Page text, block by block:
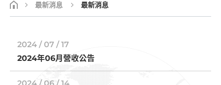
最新消息 最新消息
2024 / 07 / 17
2024年06月營收公告